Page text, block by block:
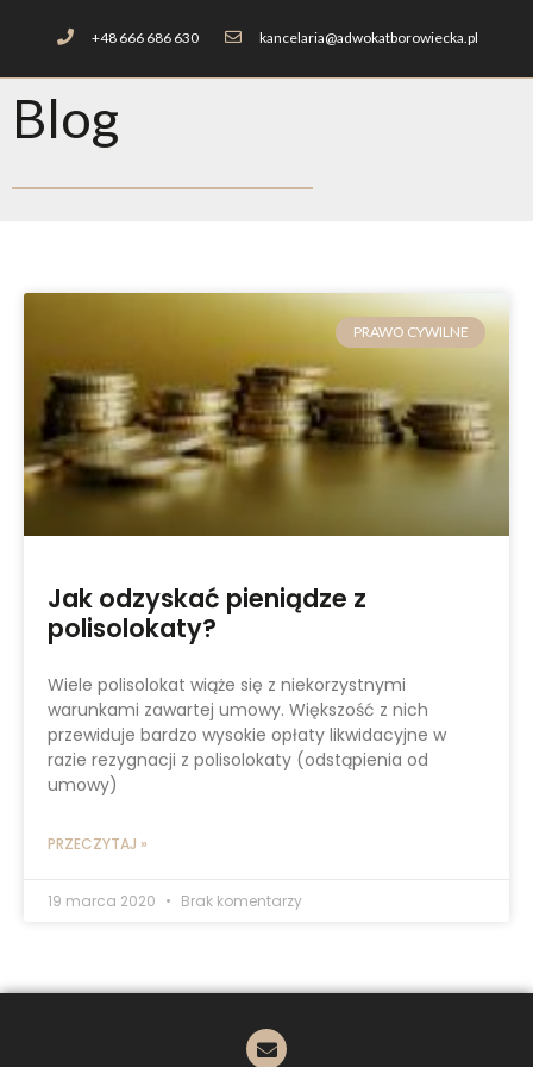
+48 666 686 630 kancelaria@adwokatborowiecka.pl
Blog
PRAWO CYWILNE
Jak odzyskać pieniądze z
polisolokaty?
Wiele polisolokat wiąże się z niekorzystnymi
warunkami zawartej umowy. Większość z nich
przewiduje bardzo wysokie opłaty likwidacyjne w
razie rezygnacji z polisolokaty (odstąpienia od
umowy)
PRZECZYTAJ »
19 marca 2020 Brak komentarzy